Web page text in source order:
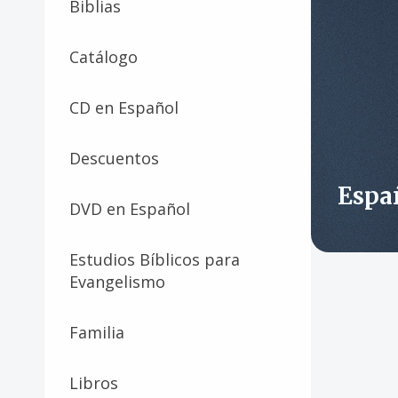
Biblias
Catálogo
CD en Español
Descuentos
DVD en Español
Estudios Bíblicos para
Evangelismo
Familia
Libros